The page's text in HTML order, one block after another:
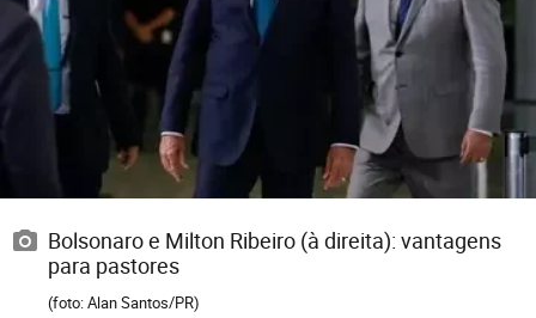
Bolsonaro e Milton Ribeiro (à direita): vantagens
para pastores
(foto: Alan Santos/PR)